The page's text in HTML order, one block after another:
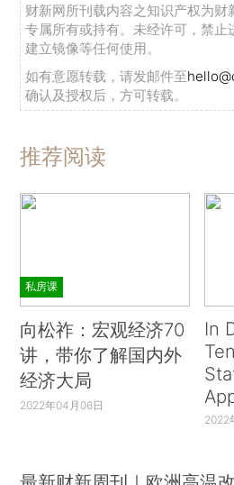
财新网所刊载内容之知识产权为财
专属所有或持有。未经许可，禁止
建立镜像等任何使用。
如有意愿转载，请发邮件至
确认及授权后，方可转载。
推荐阅读
私房课
向松祚：宏观经济70
讲，带你了解国内外
经济大局
2022年04月06日
In
2022